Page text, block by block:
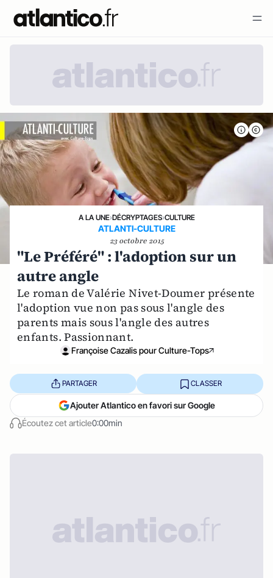
A LA UNE›DÉCRYPTAGES›CULTURE
ATLANTI-CULTURE
23 octobre 2015
"Le Préféré" : l'adoption sur un
autre angle
Le roman de Valérie Nivet-Doumer présente
l'adoption vue non pas sous l'angle des
parents mais sous l'angle des autres
enfants. Passionnant.
Françoise Cazalis pour Culture-Tops
Écoutez cet article0:00min
PARTAGER CLASSER
Ajouter Atlantico en favori sur Google